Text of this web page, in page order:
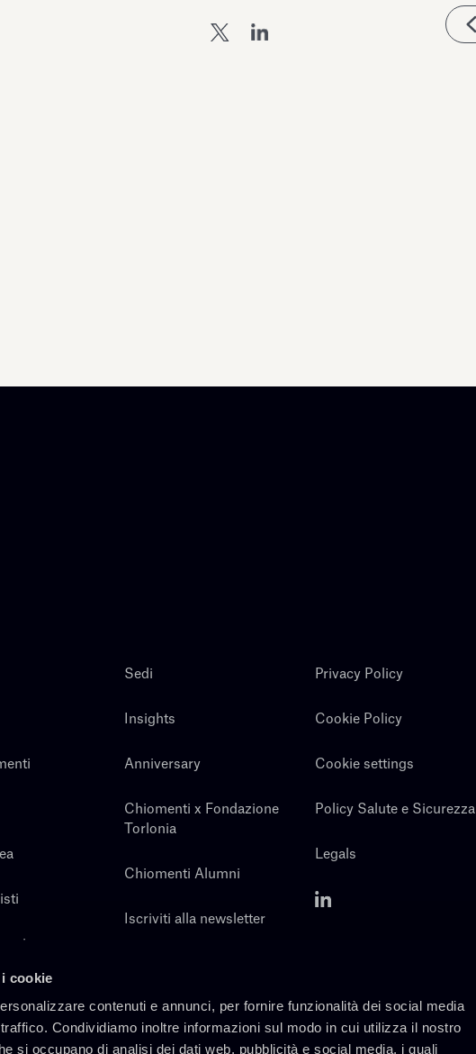
cookie
contenuti e annunci, per fornire funzionalità dei social media
Condividiamo inoltre informazioni sul modo in cui utilizza il nostro
si occupano di analisi dei dati web, pubblicità e social media, i quali
noi
Sedi
Insights
Anniversary
Chiomenti x Fondazione
Torlonia
Chiomenti Alumni
Iscriviti alla newsletter
Privacy Policy
Cookie Policy
Cookie settings
Policy Salute e Sicurezza
Legals